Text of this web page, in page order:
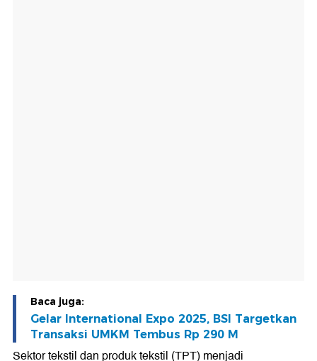
Baca juga:
Gelar International Expo 2025, BSI Targetkan
Transaksi UMKM Tembus Rp 290 M
Sektor tekstil dan produk tekstil (TPT) menjadi